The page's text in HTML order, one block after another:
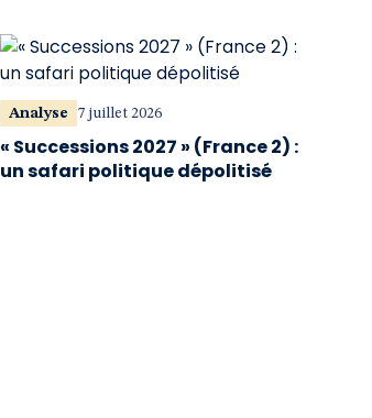
Analyse 7 juillet 2026
« Successions 2027 » (France 2) :
un safari politique dépolitisé